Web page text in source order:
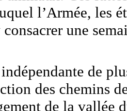
l’Armée, les
une
de
des chemins
de la vallée